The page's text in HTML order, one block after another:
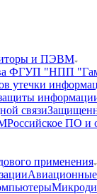
и ПЭВМ
ФГУП "НПП
утечки
связи
Российское ПО и
применения
Авиационные